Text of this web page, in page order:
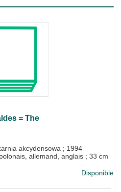
= The
akcydensowa ; 1994
allemand, anglais ; 33 cm
Disponible